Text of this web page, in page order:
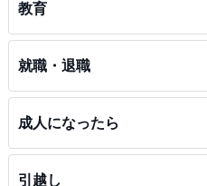
教育
就職・退職
成人になったら
引越し